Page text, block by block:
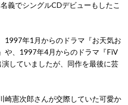
義でシングルCDデビューもしたこ
1997年1月からのドラマ『お天気お
や、1997年4月からのドラマ『FiV
していましたが、同作を最後に芸
崎憲次郎さんが交際していた可愛か